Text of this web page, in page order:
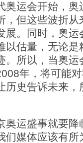
奥运会开始，
，但这些波折
展。同时，奥
以估量，无论
。所以，当奥运
年，将可能
历史告诉未来
运盛事就要降
们媒体应该有